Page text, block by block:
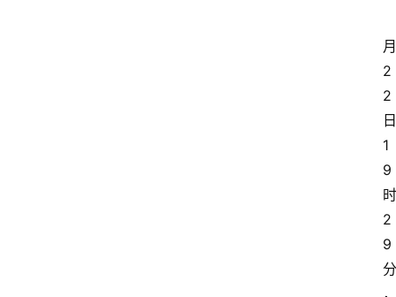
月
2
2
日
1
9
时
2
9
分
，